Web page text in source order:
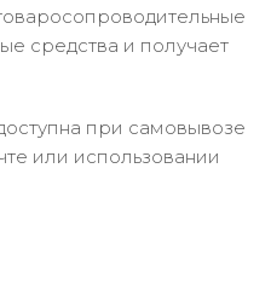
средства и получает
при самовывозе
или использовании